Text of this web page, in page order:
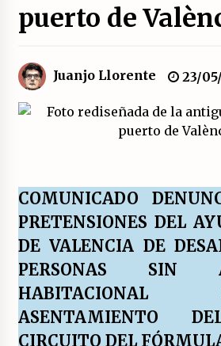
Movilización social
políticos.
20/07/2026
del PCE?
20/07/2026
¿Por qué la «unidad
19/07/2026
Polarizada y
queda en casa.
puerto de
Juanjo Llorente 23/
COMUNICADO
PRETENSIONES DEL
DE VALENCIA DE
PERSONAS SIN
ASENTAMIENTO
CIRCUITO DEL